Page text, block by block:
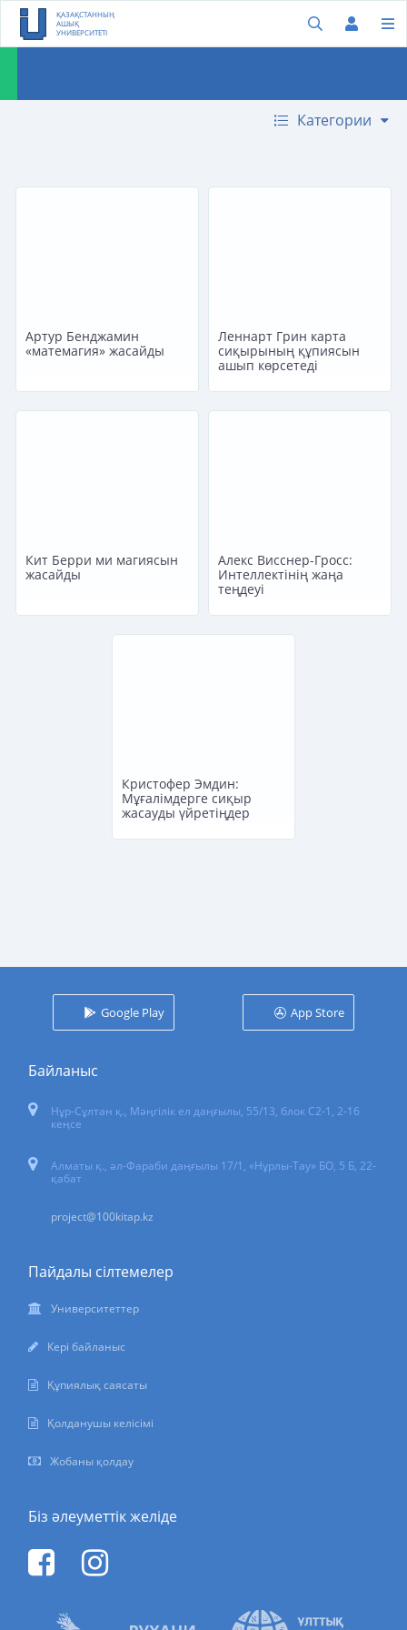
ҚАЗАҚСТАННЫҢ
АШЫҚ
УНИВЕРСИТЕТІ
Категории
Артур Бенджамин
«матемагия» жасайды
Леннарт Грин карта
сиқырының құпиясын
ашып көрсетеді
Кит Берри ми магиясын
жасайды
Алекс Висснер-Гросс:
Интеллектінің жаңа
теңдеуі
Кристофер Эмдин:
Мұғалімдерге сиқыр
жасауды үйретіңдер
Google Play App Store
Байланыс
Нұр-Сұлтан қ., Мәңгілік ел даңғылы, 55/13, блок С2-1, 2-16
кеңсе
Алматы қ., әл-Фараби даңғылы 17/1, «Нұрлы-Тау» БО, 5 Б, 22-
қабат
project@100kitap.kz
Пайдалы сілтемелер
Университеттер
Кері байланыс
Құпиялық саясаты
Қолданушы келісімі
Жобаны қолдау
Біз әлеуметтік желіде